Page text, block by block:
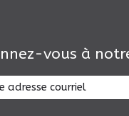
vous à